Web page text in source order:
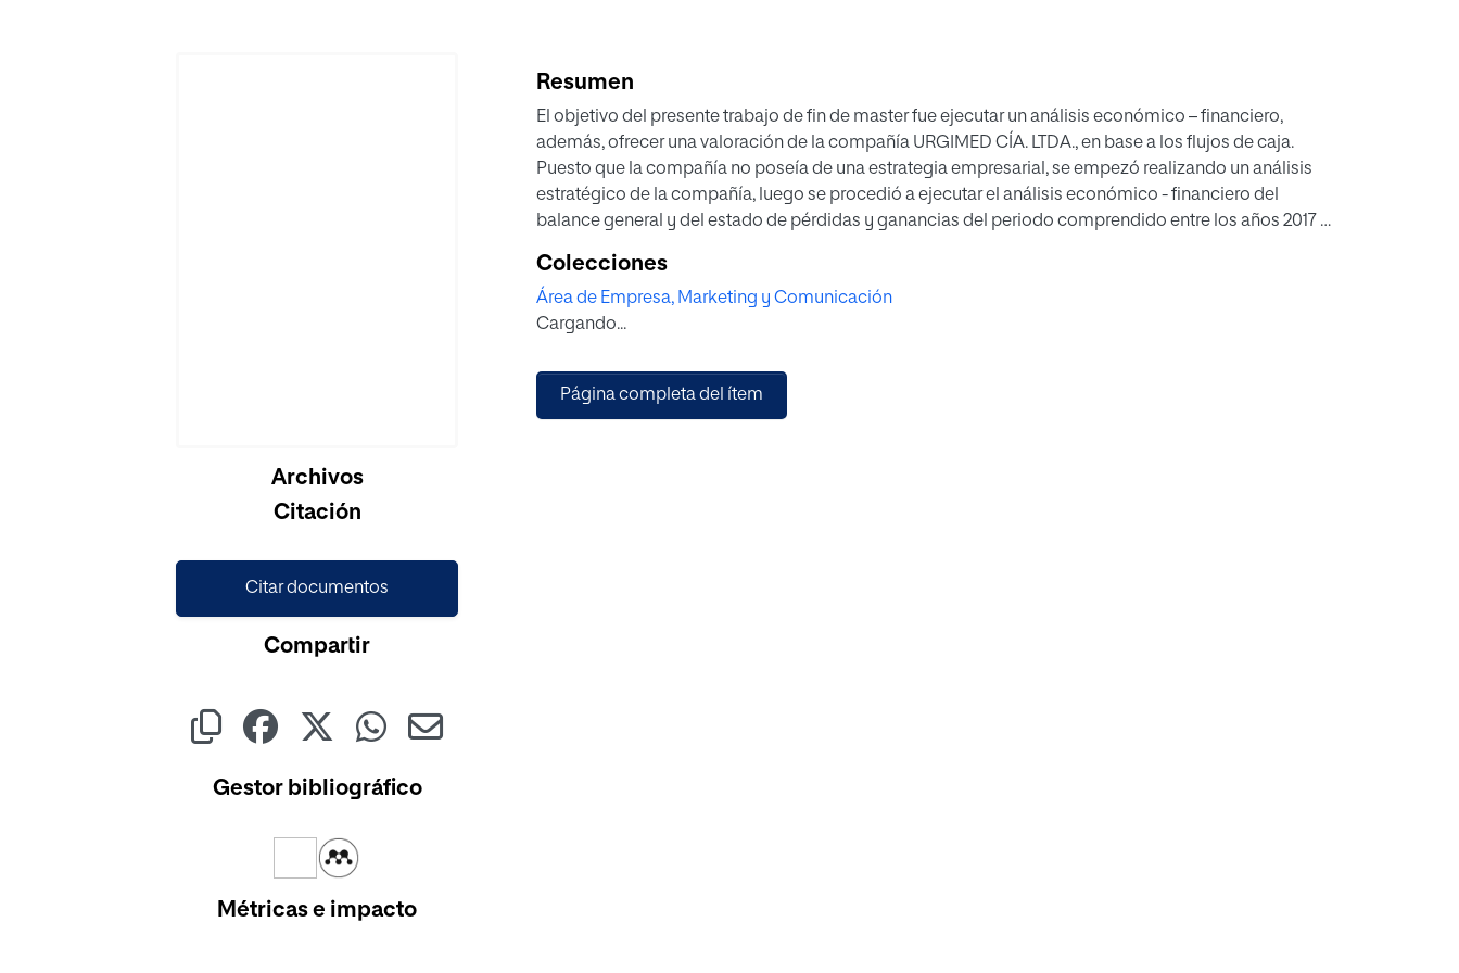
Archivos
Citación
Citar documentos
Compartir
Gestor bibliográfico
Métricas e impacto
Resumen
El objetivo del presente trabajo de fin de master fue ejecutar un análisis económico – financiero,
además, ofrecer una valoración de la compañía URGIMED CÍA. LTDA., en base a los flujos de caja.
Puesto que la compañía no poseía de una estrategia empresarial, se empezó realizando un análisis
estratégico de la compañía, luego se procedió a ejecutar el análisis económico - financiero del
balance general y del estado de pérdidas y ganancias del periodo comprendido entre los años 2017 –
base a dichas proyecciones se obtuvo el valor final de la compañía en fase normalizada y a
perpetuidad.
Colecciones
Área de Empresa, Marketing y Comunicación
Cargando...
Página completa del ítem